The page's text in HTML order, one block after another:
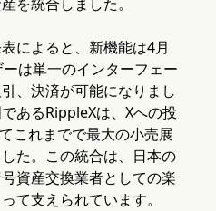
によると、新機能は4月
は単一のインターフェー
、決済が可能になりまし
あるRippleXは、Xへの投
これまでで最大の小売展
た。この統合は、日本の
資産交換業者としての楽
て支えられています。